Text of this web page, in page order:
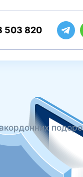
503 820